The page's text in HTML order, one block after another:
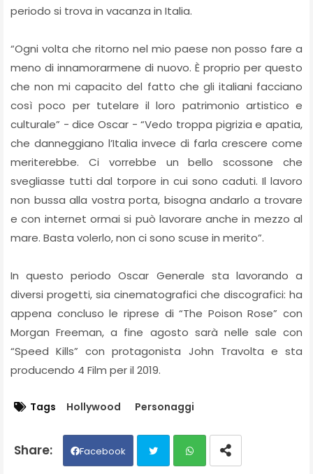
periodo si trova in vacanza in Italia.
“Ogni volta che ritorno nel mio paese non posso fare a
meno di innamorarmene di nuovo. È proprio per questo
che non mi capacito del fatto che gli italiani facciano
così poco per tutelare il loro patrimonio artistico e
culturale” - dice Oscar - “Vedo troppa pigrizia e apatia,
che danneggiano l’Italia invece di farla crescere come
meriterebbe. Ci vorrebbe un bello scossone che
svegliasse tutti dal torpore in cui sono caduti. Il lavoro
non bussa alla vostra porta, bisogna andarlo a trovare
e con internet ormai si può lavorare anche in mezzo al
mare. Basta volerlo, non ci sono scuse in merito”.
In questo periodo Oscar Generale sta lavorando a
diversi progetti, sia cinematografici che discografici: ha
appena concluso le riprese di “The Poison Rose” con
Morgan Freeman, a fine agosto sarà nelle sale con
“Speed Kills” con protagonista John Travolta e sta
producendo 4 Film per il 2019.
Tags Hollywood Personaggi
Facebook